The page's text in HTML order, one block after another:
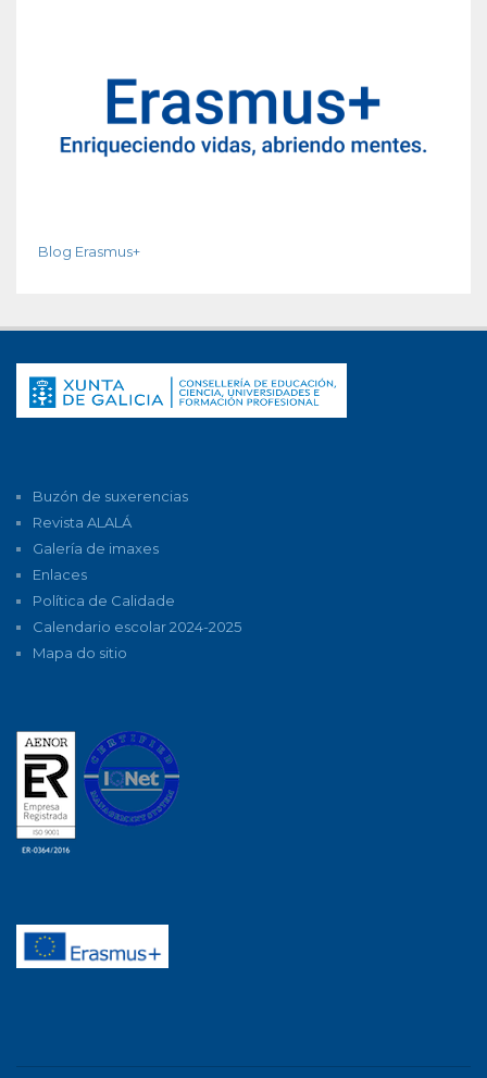
Blog Erasmus+
Buzón de suxerencias
Revista ALALÁ
Galería de imaxes
Enlaces
Política de Calidade
Calendario escolar 2024-2025
Mapa do sitio